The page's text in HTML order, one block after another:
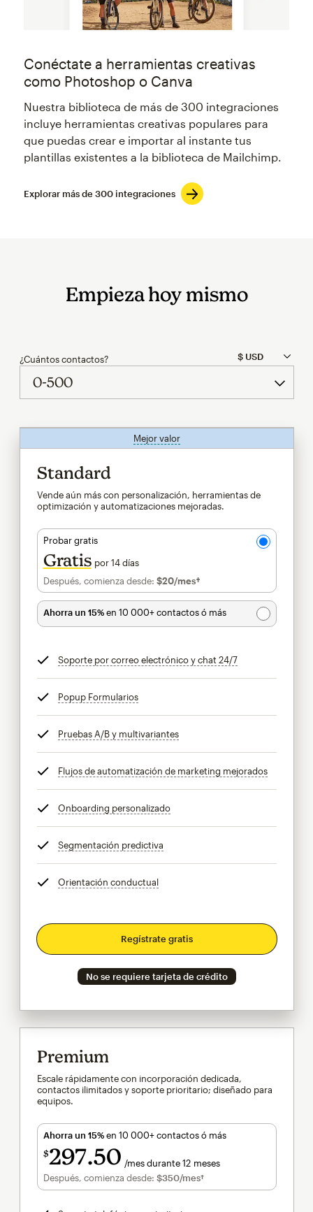
Conéctate a herramientas creativas
como Photoshop o Canva
Nuestra biblioteca de más de 300 integraciones
incluye herramientas creativas populares para
que puedas crear e importar al instante tus
plantillas existentes a la biblioteca de Mailchimp.
Explorar más de 300 integraciones
Empieza hoy mismo
¿Cuántos contactos?
Mejor valorinfo
Standard
Vende aún más con personalización, herramientas de
optimización y automatizaciones mejoradas.
Probar gratis
Gratis por 14 días
Después, comienza desde: $20/mes†al mes†
Ahorra un 15%en 10 000+ contactos ó más
Soporte por correo electrónico y chat 24/7info
Popup Formulariosinfo
Pruebas A/B y multivariantesinfo
Flujos de automatización de marketing mejoradosinfo
Onboarding personalizadoinfo
Segmentación predictiva
Orientación conductualinfo
Regístrate gratis
No se requiere tarjeta de crédito
Premium
Escale rápidamente con incorporación dedicada,
contactos ilimitados y soporte prioritario; diseñado para
equipos.
Ahorra un 15%en 10 000+ contactos ó más
$297 50 /mes durante 12 meses
$297.50al mes durante 12 meses
Después, comienza desde: $350/mes†al mes†